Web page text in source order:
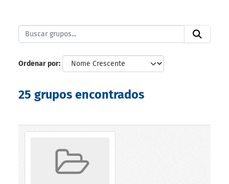
Ordenar por
25 grupos encontrados